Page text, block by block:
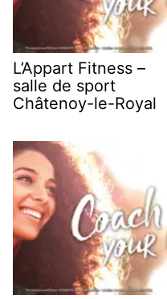
L’Appart Fitness –
salle de sport
Châtenoy-le-Royal